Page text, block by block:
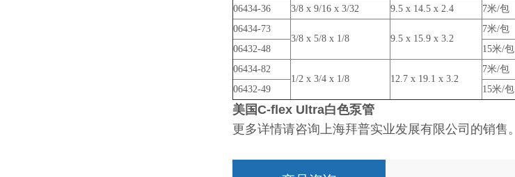
06434-36
3/8 x 9/16 x 3/32 9.5 x 14.5 x 2.4 7米/包
06434-73
3/8 x 5/8 x 1/8
9.5 x 15.9 x 3.2
7米/包
06432-48
15米/包
06434-82
1/2 x 3/4 x 1/8
12.7 x 19.1 x 3.2
7米/包
06432-49
15米/包
美国C-flex Ultra白色泵管
更多详情请咨询上海拜普实业发展有限公司的销售。